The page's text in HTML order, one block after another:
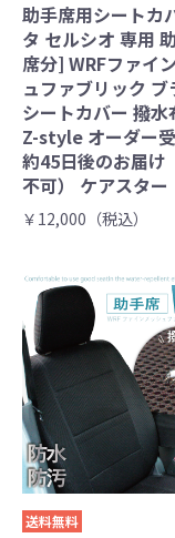
助手席用シートカ
タ セルシオ 専用
席分] WRFファイ
ュファブリック ブ
シートカバー 撥水
Z-style オーダー
約45日後のお届け
不可） ケアスター
￥12,000（税込）
送料無料